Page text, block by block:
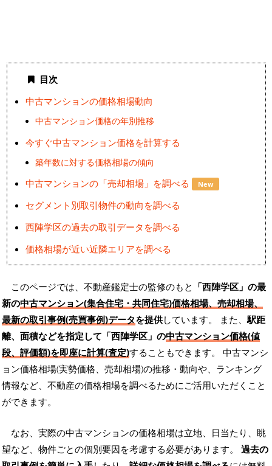
目次
中古マンションの価格相場動向
中古マンション価格の年別推移
今すぐ中古マンション価格を計算する
築年数に対する価格相場の傾向
中古マンションの「売却相場」を調べる New
セグメント別取引物件の動向を調べる
西陣学区の過去の取引データを調べる
価格相場が近い近隣エリアを調べる
このページでは、不動産鑑定士の監修のもと 「西陣学区」の最
新の中古マンション(集合住宅・共同住宅)価格相場、売却相場、
最新の取引事例(売買事例)データを提供しています。 また、駅距
離、面積などを指定して「西陣学区」の中古マンション価格(値
段、評価額)を即座に計算(査定)することもできます。 中古マンシ
ョン価格相場(実勢価格、売却相場)の推移・動向や、ランキング
情報など、不動産の価格相場を調べるためにご活用いただくこと
ができます。
なお、実際の中古マンションの価格相場は立地、日当たり、眺
望など、物件ごとの個別要因を考慮する必要があります。 過去の